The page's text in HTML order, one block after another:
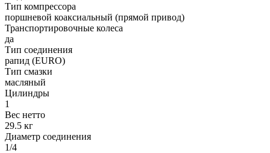
Тип компрессора
поршневой коаксиальный (прямой привод)
Транспортировочные колеса
да
Тип соединения
рапид (EURO)
Тип смазки
масляный
Цилиндры
1
Вес нетто
29.5 кг
Диаметр соединения
1/4